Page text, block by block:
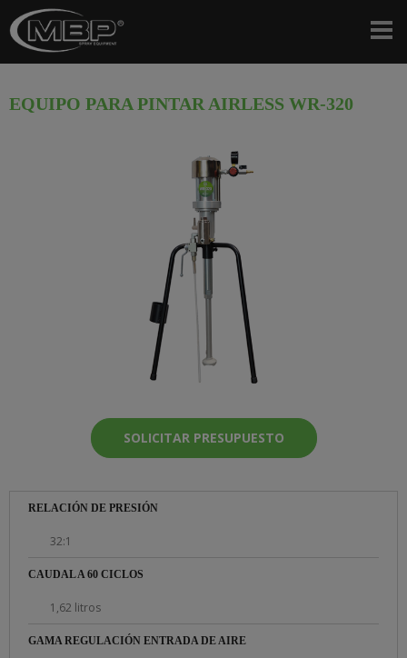
EQUIPO PARA PINTAR AIRLESS WR-320
SOLICITAR PRESUPUESTO
RELACIÓN DE PRESIÓN
32:1
CAUDAL A 60 CICLOS
1,62 litros
GAMA REGULACIÓN ENTRADA DE AIRE